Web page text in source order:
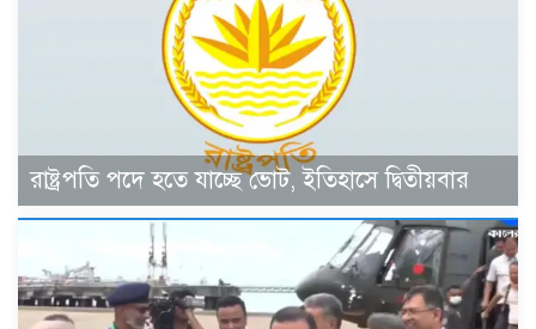
রাষ্ট্রপতি পদে হতে যাচ্ছে ভোট, ইতিহাসে দ্বিতীয়বার